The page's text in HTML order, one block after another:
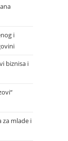
i
biznisa i
za mlade i